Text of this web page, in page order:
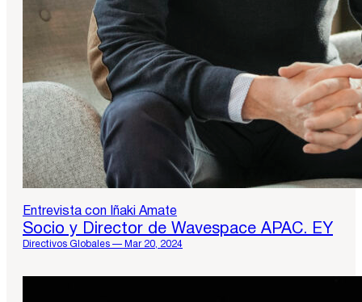
Entrevista con Iñaki Amate
Socio y Director de Wavespace APAC. EY
Directivos Globales — Mar 20, 2024